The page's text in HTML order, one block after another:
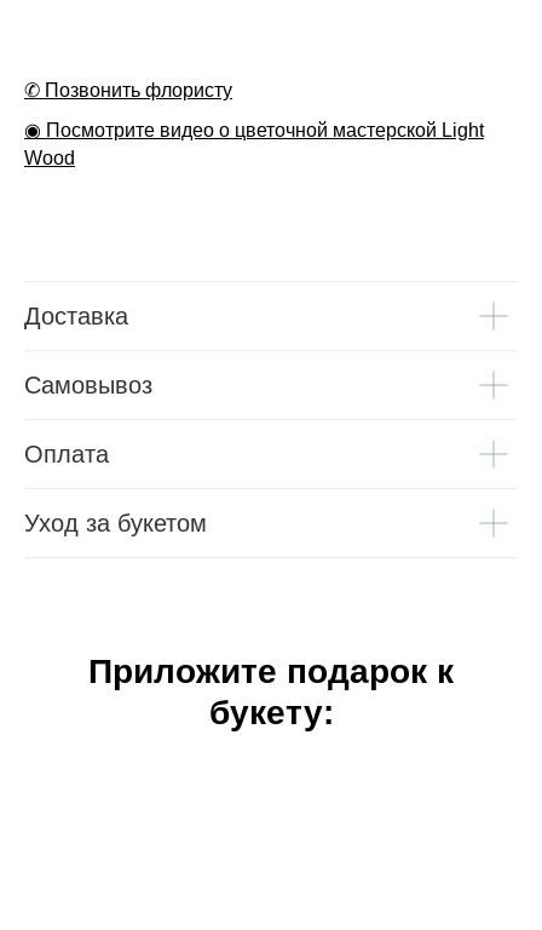
✆ Позвонить флористу
◉ Посмотрите видео о цветочной мастерской Light
Wood
Доставка
Самовывоз
Оплата
Уход за букетом
Приложите подарок к
букету: